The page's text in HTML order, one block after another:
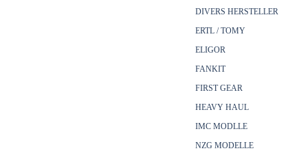
DIVERS HERSTELLER
ERTL / TOMY
ELIGOR
FANKIT
FIRST GEAR
HEAVY HAUL
IMC MODLLE
NZG MODELLE